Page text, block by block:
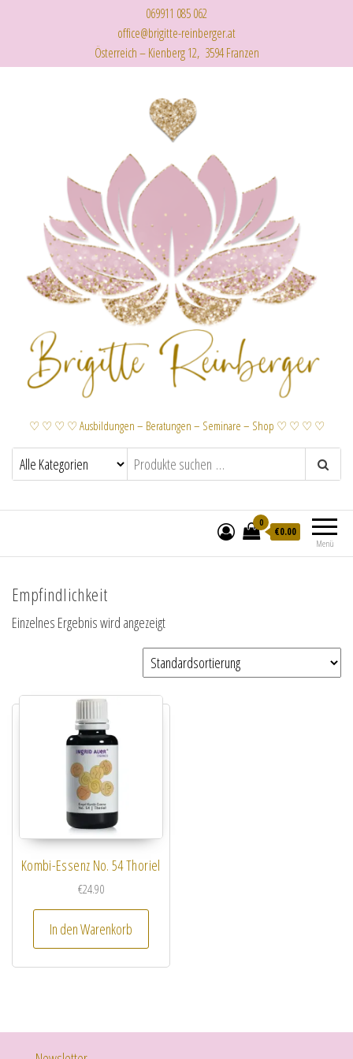
069911 085 062
office@brigitte-reinberger.at
Österreich – Kienberg 12, 3594 Franzen
♡ ♡ ♡ ♡ Ausbildungen – Beratungen – Seminare – Shop ♡ ♡ ♡ ♡
Menü
0
€0.00
Empfindlichkeit
Einzelnes Ergebnis wird angezeigt
Kombi-Essenz No. 54 Thoriel
€24.90
In den Warenkorb